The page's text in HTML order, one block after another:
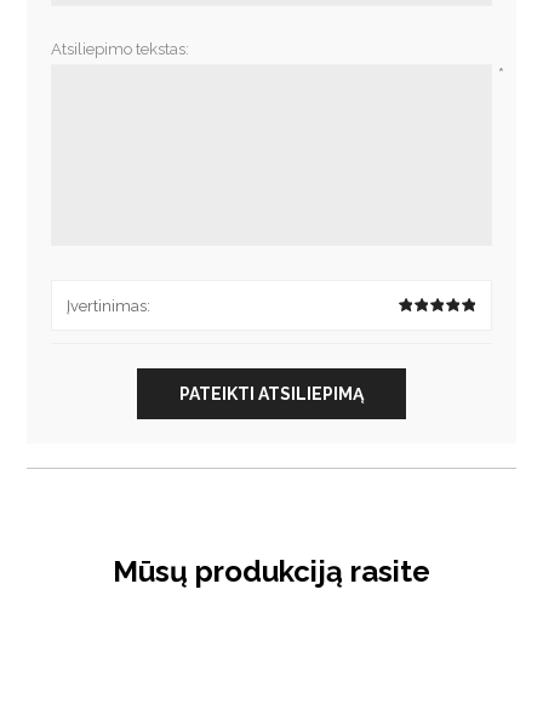
Atsiliepimo tekstas:
*
Įvertinimas:
PATEIKTI ATSILIEPIMĄ
Mūsų produkciją rasite